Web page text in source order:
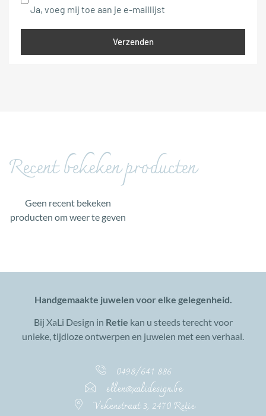
Ja, voeg mij toe aan je e-maillijst
Recent bekeken producten
Geen recent bekeken
producten om weer te geven
Handgemaakte juwelen voor elke gelegenheid.
Bij XaLi Design in Retie kan u steeds terecht voor
unieke, tijdloze ontwerpen en juwelen met een verhaal.
0498/641 886
ellen@xalidesign.be
Vekenstraat 3, 2470 Retie